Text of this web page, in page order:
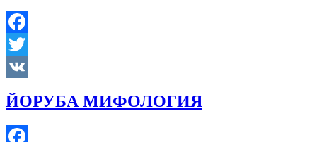
Facebook
Twitter
ЙОРУБА МИФОЛОГИЯ